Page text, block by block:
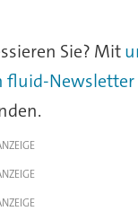
Sie? Mit
fluid-Newsletter